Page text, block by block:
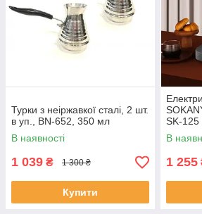
Турки з неіржавкої сталі, 2 шт.
в уп., BN-652, 350 мл
В наявності
1 039 ₴ 1 300 ₴
Купити
SK-125
В
1 255